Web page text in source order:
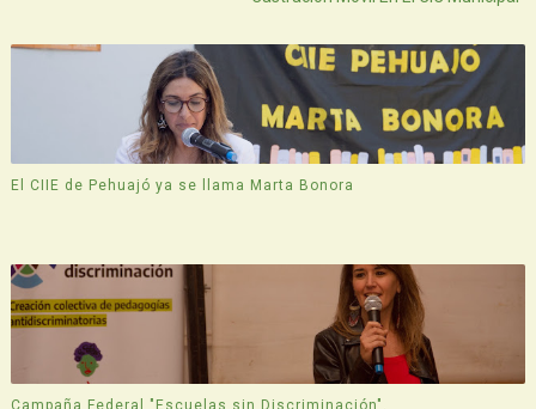
El CIIE de Pehuajó ya se llama Marta Bonora
Campaña Federal "Escuelas sin Discriminación".